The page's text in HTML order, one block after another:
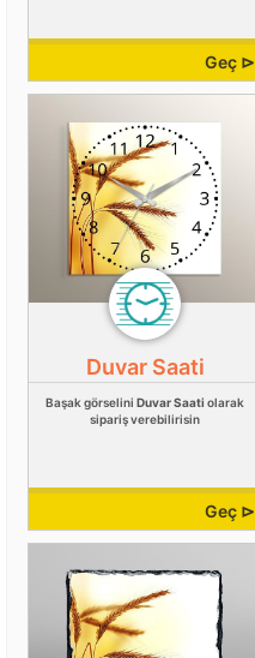
Geç ⊳
Duvar Saati
Başak görselini Duvar Saati olarak
sipariş verebilirisin
Geç ⊳